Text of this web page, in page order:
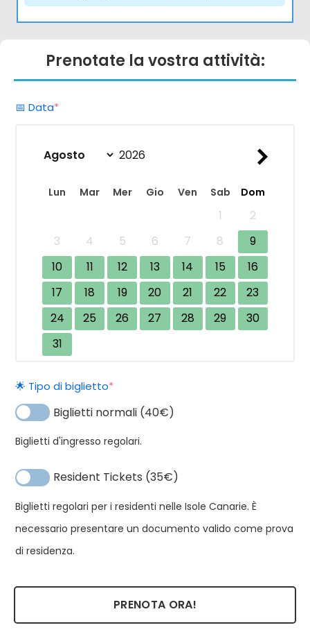
Prenotate la vostra attività:
📅 Data*
Lun Mar Mer Gio Ven Sab Dom
1
2
3
4 5 6 7 8
9
10
11 12 13 14 15
16
17
18 19 20 21 22
23
24
25 26 27 28 29
30
31
🌟 Tipo di biglietto*
Biglietti normali (40€)
Biglietti d'ingresso regolari.
Resident Tickets (35€)
Biglietti regolari per i residenti nelle Isole Canarie. È
necessario presentare un documento valido come prova
di residenza.
PRENOTA ORA!